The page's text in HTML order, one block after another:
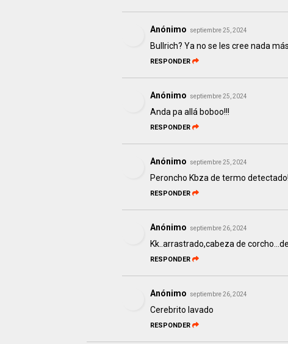
Anónimo septiembre 25, 2024
Bullrich? Ya no se les cree nada
RESPONDER
Anónimo septiembre 25, 2024
Anda pa allá boboo!!!
RESPONDER
Anónimo septiembre 25, 2024
Peroncho Kbza de termo
RESPONDER
Anónimo septiembre 26, 2024
Kk..arrastrado,cabeza de
RESPONDER
Anónimo septiembre 26, 2024
Cerebrito lavado
RESPONDER